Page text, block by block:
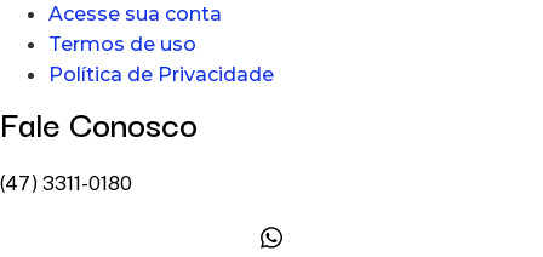
Acesse sua conta
Termos de uso
Política de Privacidade
Fale Conosco
(47) 3311-0180